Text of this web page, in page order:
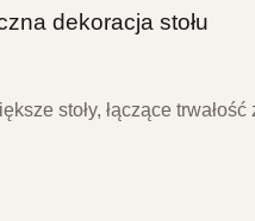
dekoracja stołu
stoły, łączące